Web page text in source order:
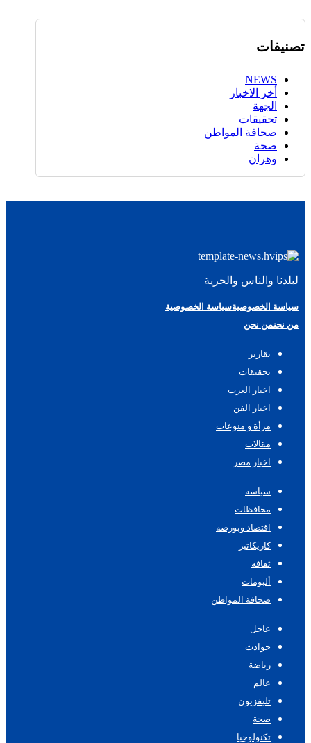
تصنيفات
NEWS
أخر الاخبار
الجهة
تحقيقات
صحافة المواطن
صحة
وهران
لبلدنا والناس والحرية
سياسة الخصوصيةسياسة الخصوصية
من نحنمن نحن
تقارير
تحقيقات
اخبار العرب
اخبار الفن
مرأة و منوعات
مقالات
اخبار مصر
سياسة
محافظات
اقتصاد وبورصة
كاريكاتير
ثقافة
ألبومات
صحافة المواطن
عاجل
حوادث
رياضة
عالم
تليفزيون
صحة
تكنولوجيا